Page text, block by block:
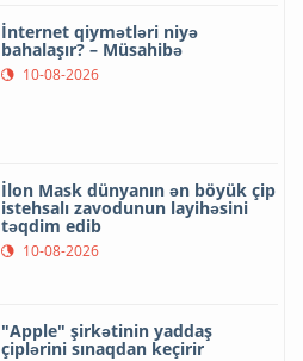
İnternet qiymətləri niyə
bahalaşır? – Müsahibə
10-08-2026
İlon Mask dünyanın ən böyük çip
istehsalı zavodunun layihəsini
təqdim edib
10-08-2026
"Apple" şirkətinin yaddaş
çiplərini sınaqdan keçirir